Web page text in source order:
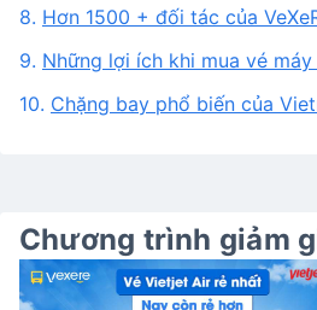
8. Hơn 1500 + đối tác của
9. Những lợi ích khi mua vé máy
10. Chặng bay phổ biến của
Chương trình giảm